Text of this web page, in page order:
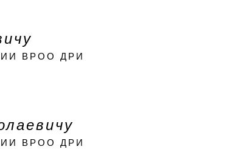
ВРОО ДРИ
ВРОО ДРИ